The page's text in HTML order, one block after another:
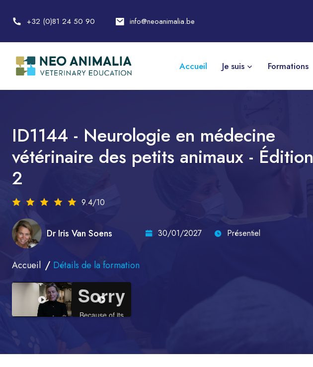
+32 (0)81 24 50 90 info@neoanimalia.be
Accueil Je suis Formations
ID1144 - Neurologie en médecine
vétérinaire des petits animaux - Édition
2
9.4/10
Dr Iris Van Soens 30/01/2027 Présentiel
Accueil Détails de la formation